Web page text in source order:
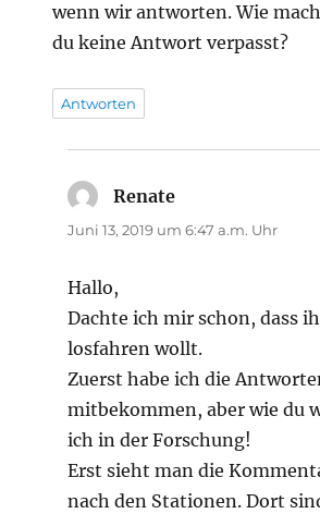
wenn wir antworten. Wie
du keine Antwort verpasst?
Antworten
Renate
Juni 13, 2019 um 6:47 a.m. Uhr
Hallo,
Dachte ich mir schon, dass
losfahren wollt.
Zuerst habe ich die
mitbekommen, aber wie du
ich in der Forschung!
Erst sieht man die
nach den Stationen. Dort